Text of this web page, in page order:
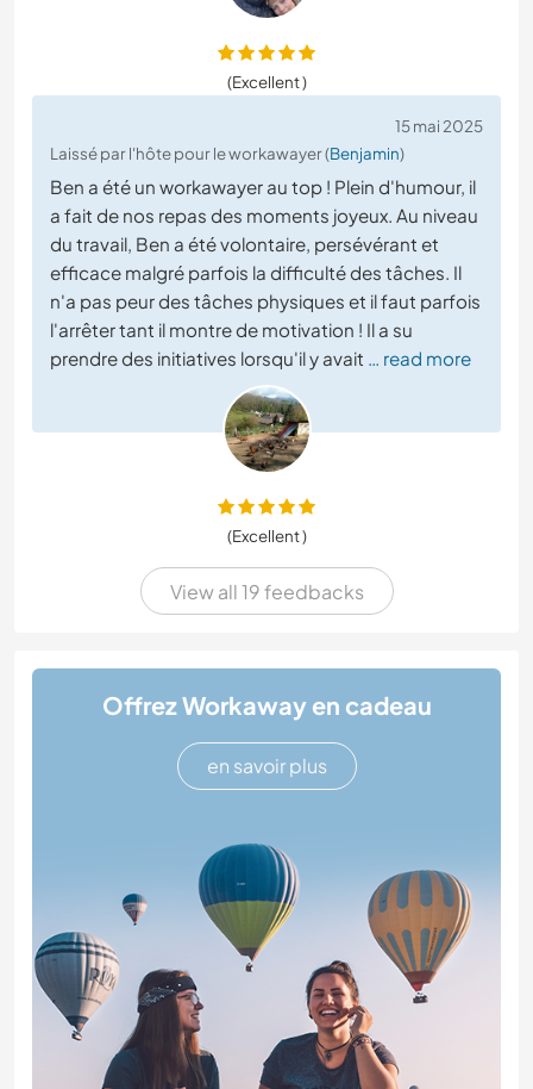
(Excellent )
15 mai 2025
Laissé par l'hôte pour le workawayer (Benjamin)
Ben a été un workawayer au top ! Plein d'humour, il
a fait de nos repas des moments joyeux. Au niveau
du travail, Ben a été volontaire, persévérant et
efficace malgré parfois la difficulté des tâches. Il
n'a pas peur des tâches physiques et il faut parfois
l'arrêter tant il montre de motivation ! Il a su
prendre des initiatives lorsqu'il y avait … read more
(Excellent )
View all 19 feedbacks
Offrez Workaway en cadeau
en savoir plus